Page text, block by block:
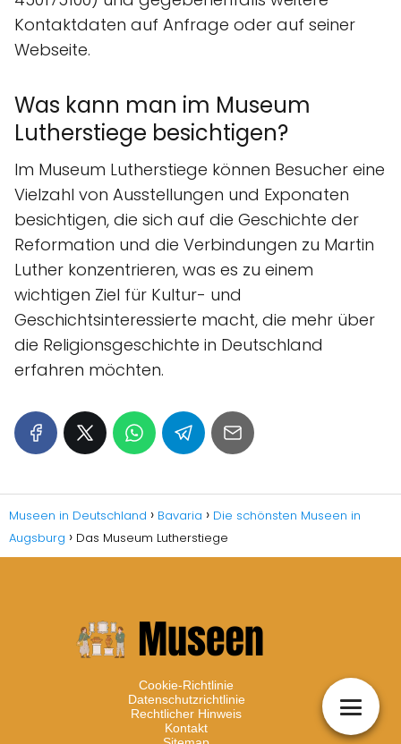
Kontaktdaten auf Anfrage oder auf seiner
Webseite.
Was kann man im Museum
Lutherstiege besichtigen?
Im Museum Lutherstiege können Besucher eine
Vielzahl von Ausstellungen und Exponaten
besichtigen, die sich auf die Geschichte der
Reformation und die Verbindungen zu Martin
Luther konzentrieren, was es zu einem
wichtigen Ziel für Kultur- und
Geschichtsinteressierte macht, die mehr über
die Religionsgeschichte in Deutschland
erfahren möchten.
Museen in Deutschland Bavaria
Die schönsten Museen in
Augsburg
Das Museum Lutherstiege
Cookie-Richtlinie
Datenschutzrichtlinie
Rechtlicher Hinweis
Kontakt